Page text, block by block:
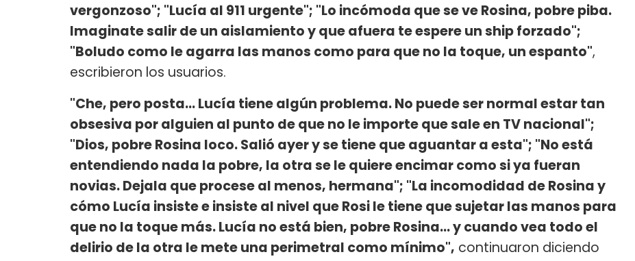
vergonzoso"; "Lucía al 911 urgente"; "Lo incómoda que se ve Rosina, pobre piba.
Imaginate salir de un aislamiento y que afuera te espere un ship forzado";
"Boludo como le agarra las manos como para que no la toque, un espanto",
escribieron los usuarios.
"Che, pero posta... Lucía tiene algún problema. No puede ser normal estar tan
obsesiva por alguien al punto de que no le importe que sale en TV nacional";
"Dios, pobre Rosina loco. Salió ayer y se tiene que aguantar a esta"; "No está
entendiendo nada la pobre, la otra se le quiere encimar como si ya fueran
novias. Dejala que procese al menos, hermana"; "La incomodidad de Rosina y
cómo Lucía insiste e insiste al nivel que Rosi le tiene que sujetar las manos para
que no la toque más. Lucía no está bien, pobre Rosina... y cuando vea todo el
delirio de la otra le mete una perimetral como mínimo", continuaron diciendo